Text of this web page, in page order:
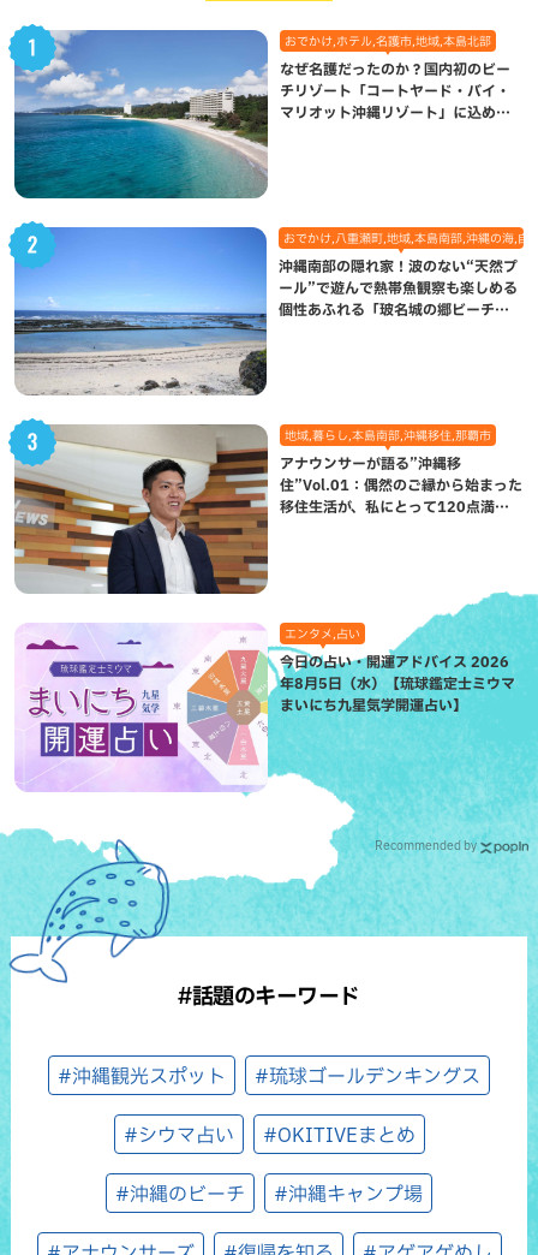
おでかけ,ホテル,名護市,地域,本島北部
なぜ名護だったのか？国内初のビー
チリゾート「コートヤード・バイ・
マリオット沖縄リゾート」に込めら
おでかけ,八重瀬町,地域,本島南部,沖縄の海,自
沖縄南部の隠れ家！波のない“天然プ
ール”で遊んで熱帯魚観察も楽しめる
個性あふれる「玻名城の郷ビーチ」
地域,暮らし,本島南部,沖縄移住,那覇市
アナウンサーが語る”沖縄移
住”Vol.01：偶然のご縁から始まった
移住生活が、私にとって120点満点
エンタメ,占い
今日の占い・開運アドバイス 2026
年8月5日（水）【琉球鑑定士ミウマ
まいにち九星気学開運占い】
Recommended by
#話題のキーワード
#沖縄観光スポット #琉球ゴールデンキングス
#シウマ占い #OKITIVEまとめ
#沖縄のビーチ #沖縄キャンプ場